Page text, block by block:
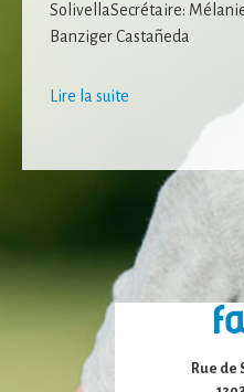
SolivellaSecrétaire:
Banziger Castañeda
Lire la suite
Rue de